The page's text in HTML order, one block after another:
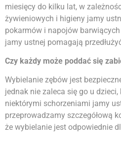
miesięcy do kilku lat, w
żywieniowych i higieny jamy
pokarmów i napojów
jamy ustnej pomagają
Czy każdy może poddać się
Wybielanie zębów jest
jednak nie zaleca się go u
niektórymi schorzeniami jamy
przeprowadzamy szczegółową
że wybielanie jest odpowiednie